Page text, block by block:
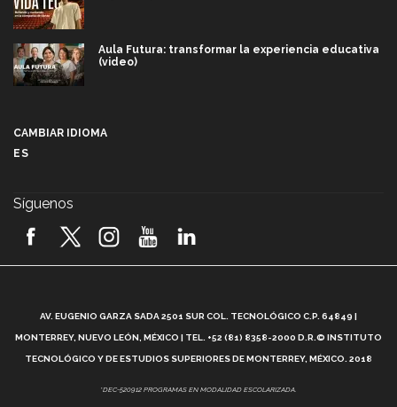
Aula Futura: transformar la experiencia educativa
(video)
2026! (video)
¿Cómo es el Modelo Educativo Tec? (video)
Vida Tec: Feminismo e Inteligencia Artificial, Paola
CAMBIAR IDIOMA
ES
Síguenos
AV. EUGENIO GARZA SADA 2501 SUR COL. TECNOLÓGICO C.P. 64849 |
MONTERREY, NUEVO LEÓN, MÉXICO | TEL. +52 (81) 8358-2000 D.R.© INSTITUTO
TECNOLÓGICO Y DE ESTUDIOS SUPERIORES DE MONTERREY, MÉXICO. 2018
*DEC-520912 PROGRAMAS EN MODALIDAD ESCOLARIZADA.